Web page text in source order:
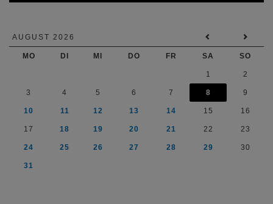
AUGUST 2026
MO DI MI DO FR SA SO
1 2
3 4 5 6 7 8 9
10 11 12 13 14 15 16
17 18 19 20 21 22 23
24 25 26 27 28 29 30
31